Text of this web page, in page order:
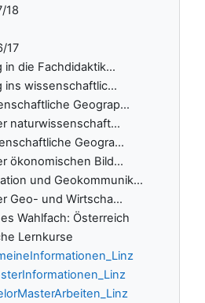
18
17
in die Fachdidaktik...
ins wissenschaftlic...
Geograp...
naturwissenschaft...
Geogra...
ökonomischen Bild...
und Geokommunik...
Geo- und Wirtscha...
Wahlfach: Österreich
Lernkurse